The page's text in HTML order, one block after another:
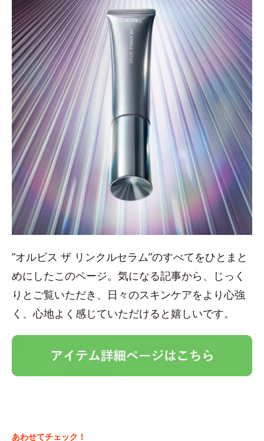
”オルビス ザ リンクルセラム”のすべてをひとまと
めにしたこのページ。気になる記事から、じっく
りとご覧いただき、日々のスキンケアをより心強
く、心地よく感じていただけると嬉しいです。
あわせてチェック！